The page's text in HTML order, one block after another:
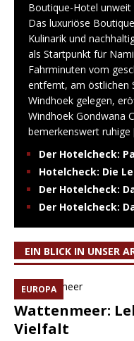
Boutique-Hotel
Das luxuriöse
Kulinarik und
als Startpunkt für
Fahrminuten vom
entfernt, am östlichen
Windhoek gelegen,
Windhoek Gondwana
bemerkenswert ruhige
Der Hotelcheck:
Hotelcheck: Die
Der Hotelcheck:
Der Hotelcheck:
EIN BLICK IN UNSER
EUROPA
Wattenmeer:
Vielfalt